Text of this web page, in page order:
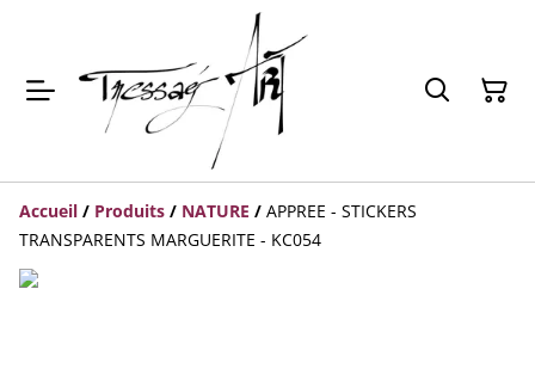
Accueil / Produits / NATURE / APPREE - STICKERS
TRANSPARENTS MARGUERITE - KC054